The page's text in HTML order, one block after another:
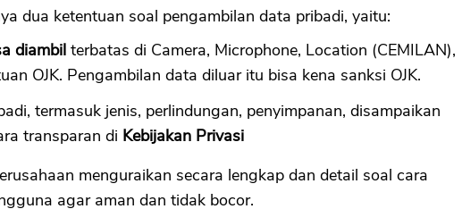
dua ketentuan soal pengambilan data pribadi, yaitu:
diambil terbatas di Camera, Microphone, Location (CEMILAN),
OJK. Pengambilan data diluar itu bisa kena sanksi OJK.
termasuk jenis, perlindungan, penyimpanan, disampaikan
transparan di Kebijakan Privasi
menguraikan secara lengkap dan detail soal cara
agar aman dan tidak bocor.